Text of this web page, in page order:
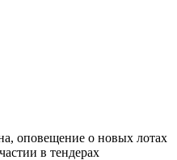
оповещение о новых лотах
в тендерах